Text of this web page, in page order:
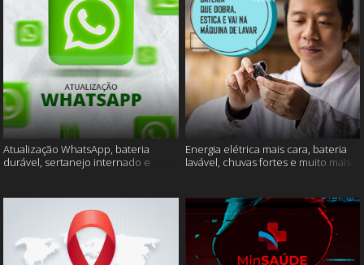
Atualização WhatsApp, bateria
durável, sertanejo internado e
Energia elétrica mais cara, bateria
lavável, chuvas fortes e muito mais